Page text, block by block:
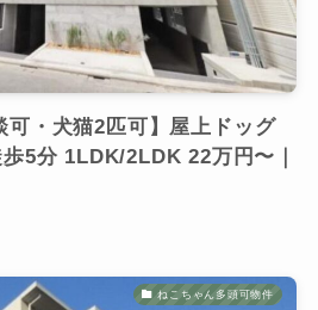
可・犬猫2匹可】屋上ドッグ
5分 1LDK/2LDK 22万円〜｜
ねこちゃん多頭可物件